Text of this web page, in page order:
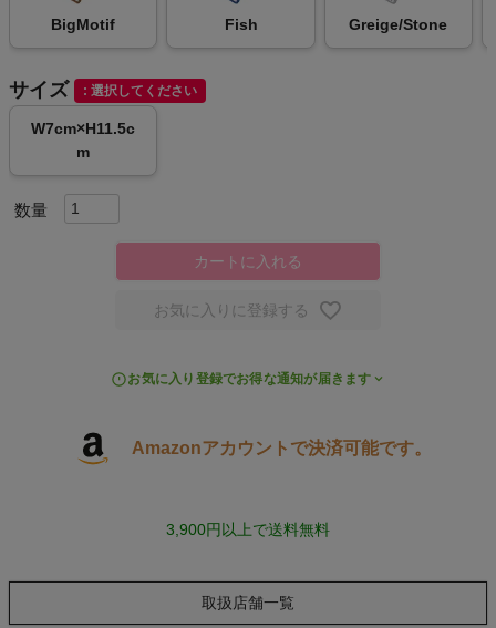
ヨガ
キャンプ・フェス
サックス SAXX
BigMotif Fish Greige/Stone
サイズ 選択してください
W7cm×H11.5c
m
カートに入れる
お気に入りに登録する
お気に入り登録でお得な通知が届きます
Amazonアカウントで決済可能です。
3,900円以上で送料無料
取扱店舗一覧